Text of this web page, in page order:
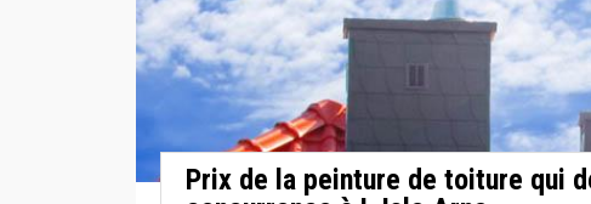
Prix de la peinture de toiture qui